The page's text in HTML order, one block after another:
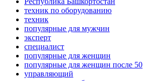
техник по оборудованию
техник
популярные для мужчин
эксперт
специалист
популярные для женщин
популярные для женщин после 50
управляющий